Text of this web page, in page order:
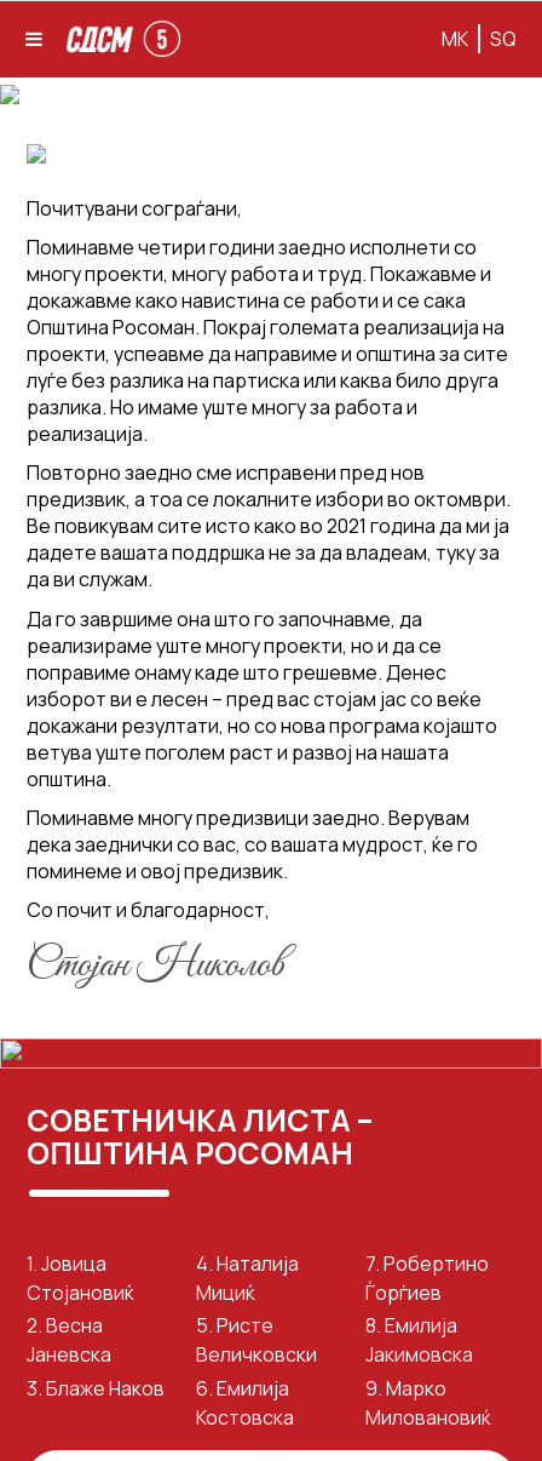
MK SQ
Почитувани сограѓани,
Поминавме четири години заедно исполнети со
многу проекти, многу работа и труд. Покажавме и
докажавме како навистина се работи и се сака
Општина Росоман. Покрај големата реализација на
проекти, успеавме да направиме и општина за сите
луѓе без разлика на партиска или каква било друга
разлика. Но имаме уште многу за работа и
реализација.
Повторно заедно сме исправени пред нов
предизвик, а тоа се локалните избори во октомври.
Ве повикувам сите исто како во 2021 година да ми ја
дадете вашата поддршка не за да владеам, туку за
да ви служам.
Да го завршиме она што го започнавме, да
реализираме уште многу проекти, но и да се
поправиме онаму каде што грешевме. Денес
изборот ви е лесен – пред вас стојам јас со веќе
докажани резултати, но со нова програма којашто
ветува уште поголем раст и развој на нашата
општина.
Поминавме многу предизвици заедно. Верувам
дека заеднички со вас, со вашата мудрост, ќе го
поминеме и овој предизвик.
Со почит и благодарност,
Стојан Николов
СОВЕТНИЧКА ЛИСТА –
ОПШТИНА РОСОМАН
1. Јовица
Стојановиќ
2. Весна
Јаневска
3. Блаже Наков
4. Наталија
Мициќ
5. Ристе
Величковски
6. Емилија
Костовска
7. Робертино
Ѓорѓиев
8. Емилија
Јакимовска
9. Марко
Миловановиќ